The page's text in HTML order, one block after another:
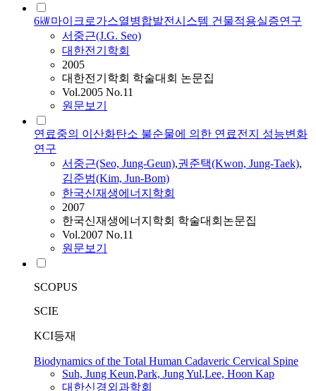
6㎾마이크로가스열병합발전시스템 건물적용실증연구
서중근(J.G. Seo)
대한전기학회
2005
대한전기학회 학술대회 논문집
Vol.2005 No.11
원문보기
연료중의 이산화탄소 불순물에 의한 연료전지 성능변화
연구
서중근(Seo, Jung-Geun),권준택(Kwon, Jung-Taek),
김준범(Kim, Jun-Bom)
한국신재생에너지학회
2007
한국신재생에너지학회 학술대회논문집
Vol.2007 No.11
원문보기
SCOPUS
SCIE
KCI등재
Biodynamics of the Total Human Cadaveric Cervical Spine
Suh, Jung Keun,Park, Jung Yul,Lee, Hoon Kap
대한신경외과학회